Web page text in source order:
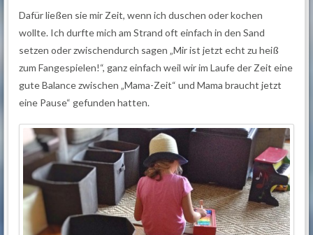
Dafür ließen sie mir Zeit, wenn ich duschen oder kochen
wollte. Ich durfte mich am Strand oft einfach in den Sand
setzen oder zwischendurch sagen „Mir ist jetzt echt zu heiß
zum Fangespielen!“, ganz einfach weil wir im Laufe der Zeit eine
gute Balance zwischen „Mama-Zeit“ und Mama braucht jetzt
eine Pause“ gefunden hatten.